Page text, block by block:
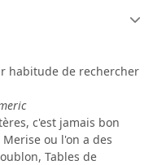
habitude de rechercher
c'est jamais bon
ou l'on a des
Tables de